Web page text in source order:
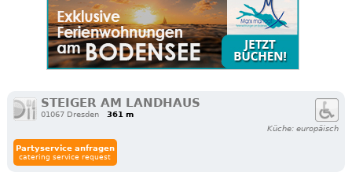
STEIGER AM LANDHAUS
01067 Dresden
361 m
Küche: europäisch
Partyservice anfragen
catering service request